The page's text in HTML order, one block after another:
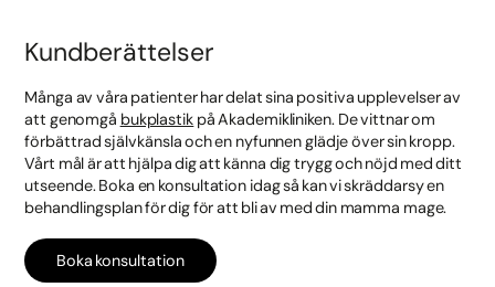
Kundberättelser
Många av våra patienter har delat sina positiva upplevelser av
att genomgå bukplastik på Akademikliniken. De vittnar om
förbättrad självkänsla och en nyfunnen glädje över sin kropp.
Vårt mål är att hjälpa dig att känna dig trygg och nöjd med ditt
utseende. Boka en konsultation idag så kan vi skräddarsy en
behandlingsplan för dig för att bli av med din mamma mage.
Boka konsultation